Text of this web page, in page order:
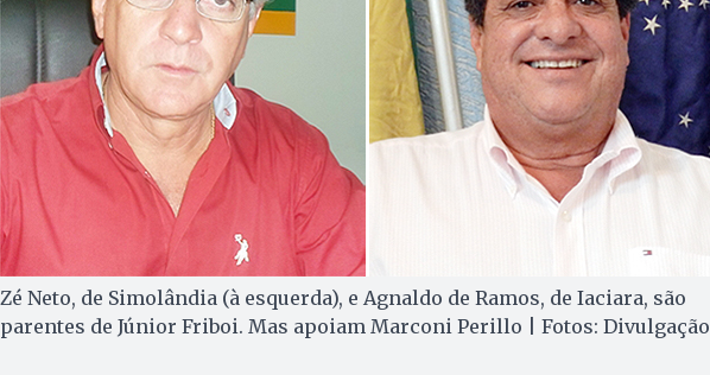
Zé Neto, de Simolândia (à esquerda), e Agnaldo de Ramos, de Iaciara, são
parentes de Júnior Friboi. Mas apoiam Marconi Perillo | Fotos: Divulgação